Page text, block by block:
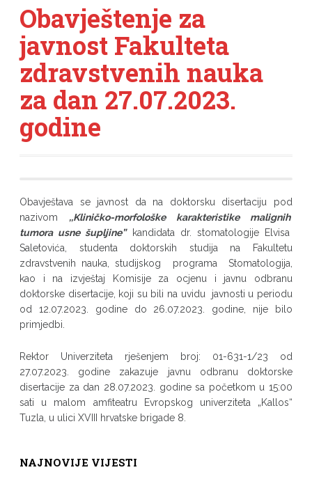
Obavještenje za
javnost Fakulteta
zdravstvenih nauka
za dan 27.07.2023.
godine
Obavještava se javnost da na doktorsku disertaciju pod
nazivom ,,Kliničko-morfološke karakteristike malignih
tumora usne šupljine”kandidata dr. stomatologije Elvisa
Saletovića, studenta doktorskih studija na Fakultetu
zdravstvenih nauka, studijskog programa Stomatologija,
kao i na izvještaj Komisije za ocjenu i javnu odbranu
doktorske disertacije, koji su bili na uvidu javnosti u periodu
od 12.07.2023. godine do 26.07.2023. godine, nije bilo
primjedbi.
Rektor Univerziteta rješenjem broj: 01-631-1/23 od
27.07.2023. godine zakazuje javnu odbranu doktorske
disertacije za dan 28.07.2023. godine sa početkom u 15:00
sati u malom amfiteatru Evropskog univerziteta „Kallos“
Tuzla, u ulici XVIII hrvatske brigade 8.
NAJNOVIJE VIJESTI